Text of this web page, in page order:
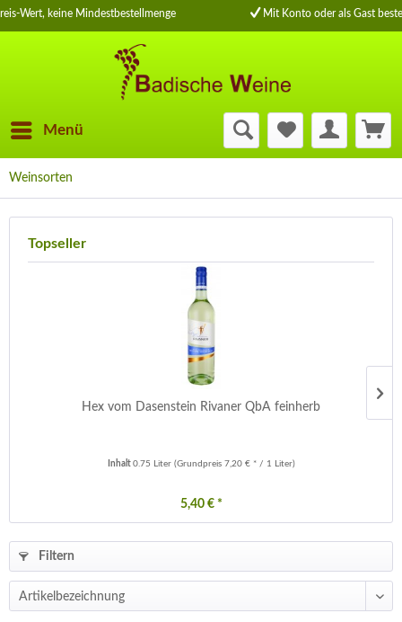
Wert, keine Mindestbestellmenge Mit Konto oder als Gast
Menü
Weinsorten
Topseller
Hex vom Dasenstein Rivaner QbA feinherb
Inhalt 0.75 Liter (Grundpreis 7,20 € * / 1 Liter)
5,40 € *
Filtern